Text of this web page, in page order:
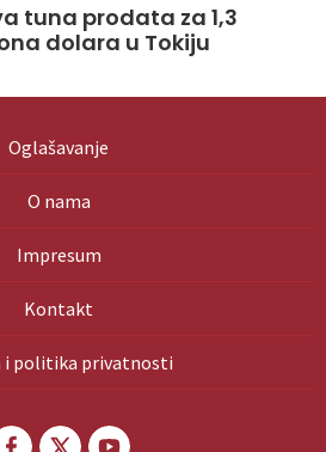
tuna prodata za 1,3
dolara u Tokiju
Oglašavanje
O nama
Impresum
Kontakt
i politika privatnosti